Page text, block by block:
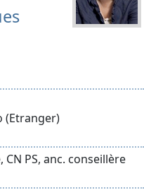
(Etranger)
CN PS, anc. conseillère